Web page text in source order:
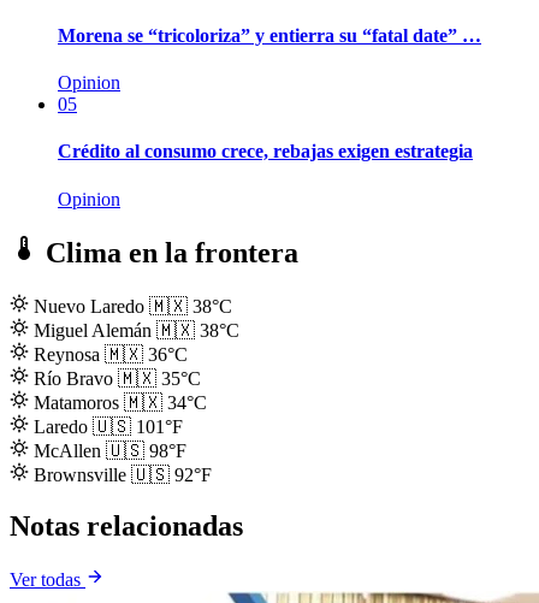
Morena se “tricoloriza” y entierra su “fatal date” …
Opinion
05
Crédito al consumo crece, rebajas exigen estrategia
Opinion
Clima en la frontera
Nuevo Laredo 🇲🇽 38°C
Miguel Alemán 🇲🇽 38°C
Reynosa 🇲🇽 36°C
Río Bravo 🇲🇽 35°C
Matamoros 🇲🇽 34°C
Laredo 🇺🇸 101°F
McAllen 🇺🇸 98°F
Brownsville 🇺🇸 92°F
Notas relacionadas
Ver todas